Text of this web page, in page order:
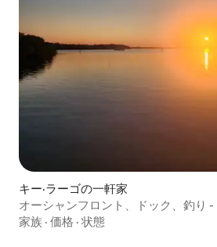
キー·ラーゴの一軒家
オーシャンフロント、ドック、釣り -
ダ州
家族 · 価格 · 状態